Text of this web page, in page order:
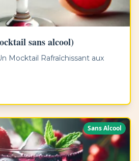
sans alcool)
Mocktail Rafraîchissant aux
Sans Alcool